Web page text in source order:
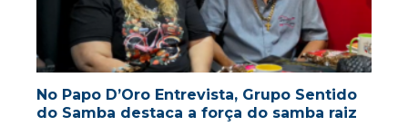
No Papo D’Oro Entrevista, Grupo Sentido
do Samba destaca a força do samba raiz